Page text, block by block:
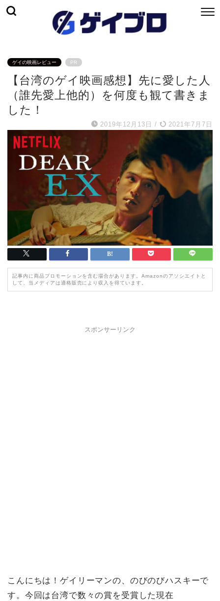
ゲイの映画レビュー PR
【台湾のゲイ映画感想】先に愛した人
（誰先愛上他的）を何度も観て書きま
した！
2019年12月13日 / 2021年7月7日
記事内に商品プロモーションを含む場合があります。Amazonのアソシエイトと
して、当メディアは適格販売により収入を得ています。
スポンサーリンク
こんにちは！ゲイリーマンの、のびのびハスキーで
す。今回は台湾で数々の賞を受賞した現在